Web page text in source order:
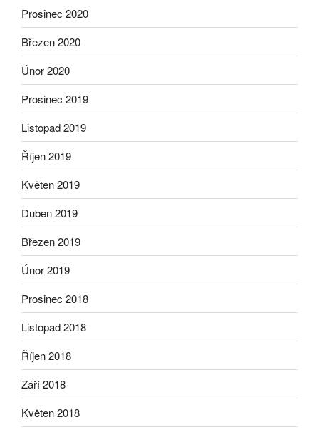
Prosinec 2020
Březen 2020
Únor 2020
Prosinec 2019
Listopad 2019
Říjen 2019
Květen 2019
Duben 2019
Březen 2019
Únor 2019
Prosinec 2018
Listopad 2018
Říjen 2018
Září 2018
Květen 2018